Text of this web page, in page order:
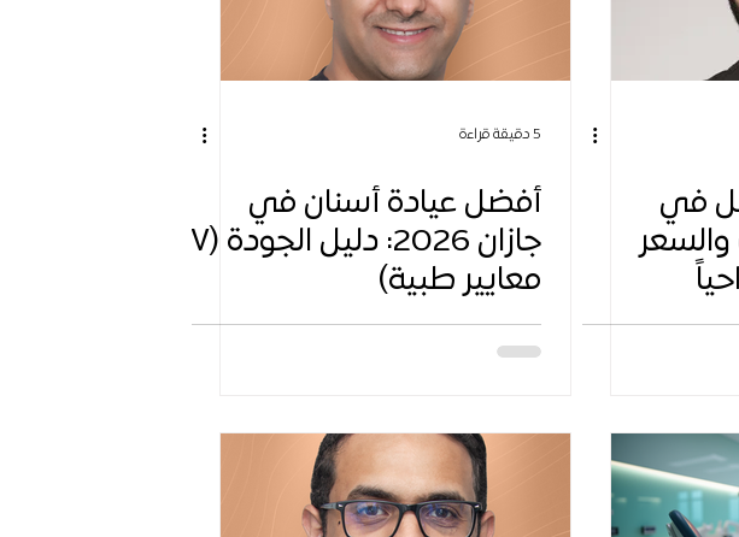
في
5 دقيقة قراءة
أفضل عيادة أسنان في
جازان 2026: دليل الجودة (٧
معايير طبية)